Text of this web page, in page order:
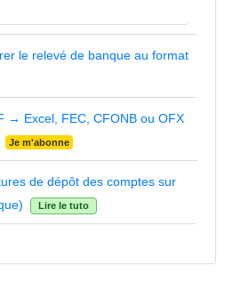
le relevé de banque au format
→ Excel, FEC, CFONB ou OFX
Je m'abonne
de dépôt des comptes sur
Lire le tuto